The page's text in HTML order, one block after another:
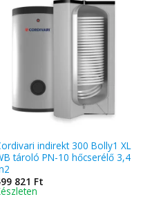
indirekt 300 Bolly1 XL
tároló PN-10 hőcserélő 3,4
821 Ft